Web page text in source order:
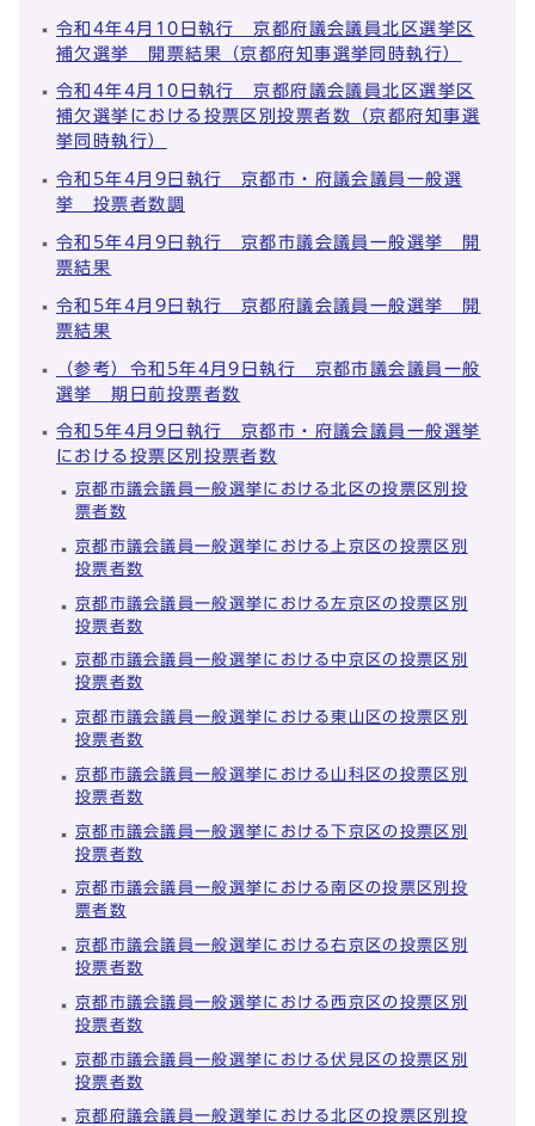
令和4年4月10日執行 京都府議会議員北区選挙区
補欠選挙 開票結果（京都府知事選挙同時執行）
令和4年4月10日執行 京都府議会議員北区選挙区
補欠選挙における投票区別投票者数（京都府知事選
挙同時執行）
令和5年4月9日執行 京都市・府議会議員一般選
挙 投票者数調
令和5年4月9日執行 京都市議会議員一般選挙 開
票結果
令和5年4月9日執行 京都府議会議員一般選挙 開
票結果
（参考）令和5年4月9日執行 京都市議会議員一般
選挙 期日前投票者数
令和5年4月9日執行 京都市・府議会議員一般選挙
における投票区別投票者数
京都市議会議員一般選挙における北区の投票区別投
票者数
京都市議会議員一般選挙における上京区の投票区別
投票者数
京都市議会議員一般選挙における左京区の投票区別
投票者数
京都市議会議員一般選挙における中京区の投票区別
投票者数
京都市議会議員一般選挙における東山区の投票区別
投票者数
京都市議会議員一般選挙における山科区の投票区別
投票者数
京都市議会議員一般選挙における下京区の投票区別
投票者数
京都市議会議員一般選挙における南区の投票区別投
票者数
京都市議会議員一般選挙における右京区の投票区別
投票者数
京都市議会議員一般選挙における西京区の投票区別
投票者数
京都市議会議員一般選挙における伏見区の投票区別
投票者数
京都府議会議員一般選挙における北区の投票区別投